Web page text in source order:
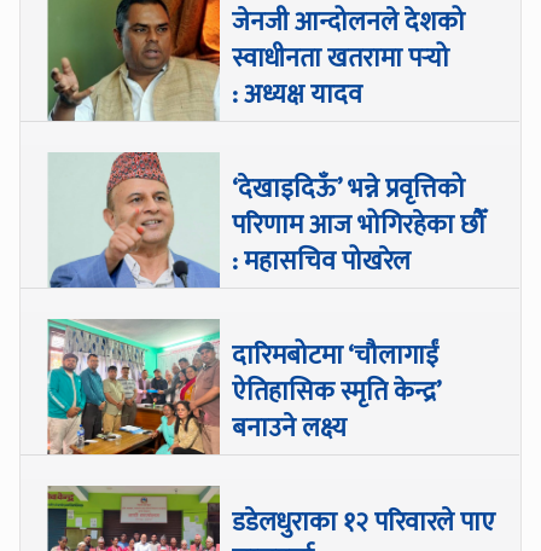
जेनजी आन्दोलनले देशको
स्वाधीनता खतरामा पर्‍यो
: अध्यक्ष यादव
‘देखाइदिऊँ’ भन्ने प्रवृत्तिको
परिणाम आज भोगिरहेका छौँ
: महासचिव पोखरेल
दारिमबोटमा ‘चौलागाईं
ऐतिहासिक स्मृति केन्द्र’
बनाउने लक्ष्य
डडेलधुराका १२ परिवारले पाए